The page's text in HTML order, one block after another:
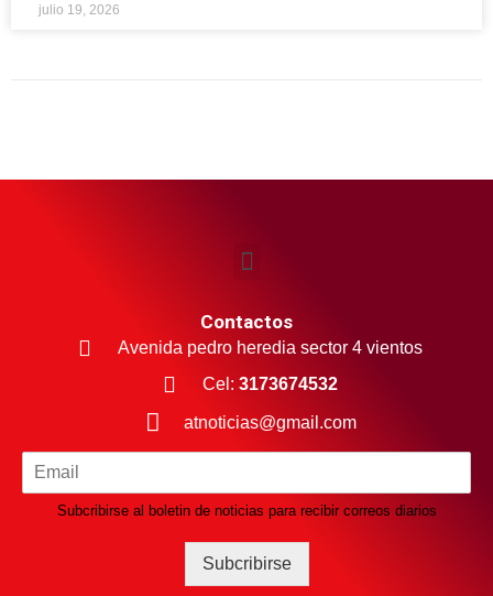
julio 19, 2026
Contactos
Avenida pedro heredia sector 4 vientos
Cel: 3173674532
atnoticias@gmail.com
Subcribirse al boletin de noticias para recibir correos diarios
Subcribirse